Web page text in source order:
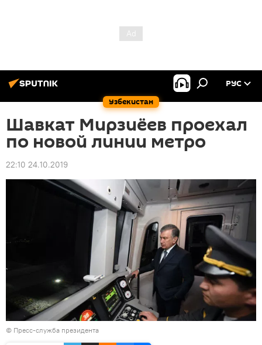
Узбекистан
РУС
Шавкат Мирзиёев проехал
по новой линии метро
22:10 24.10.2019
© Пресс-служба президента